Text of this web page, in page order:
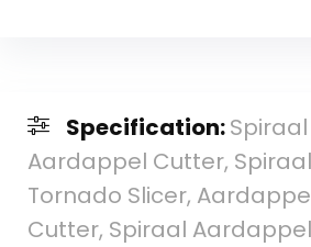
Specification:
Aardappel Cutter,
Tornado Slicer,
Cutter, Spiraal